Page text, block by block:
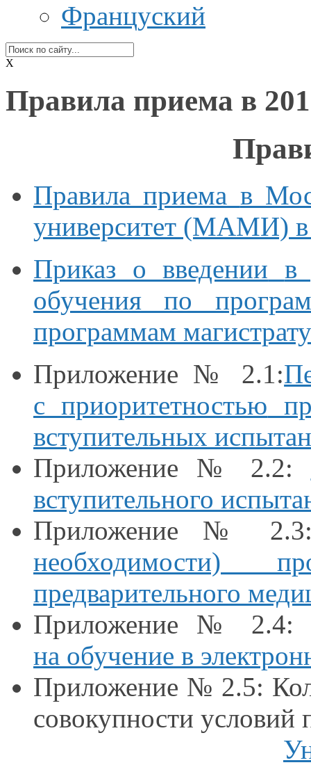
Француский
X
Правила приема в
Правила приема в
университет (МАМИ)
Приказ о введении в
обучения по
программам
Приложение № 2.1:
с приоритетностью
вступительных
Приложение № 2.2:
вступительного
Приложение №
необходимости)
предварительного
Приложение №
на обучение в
Приложение № 2.5:
совокупности условий